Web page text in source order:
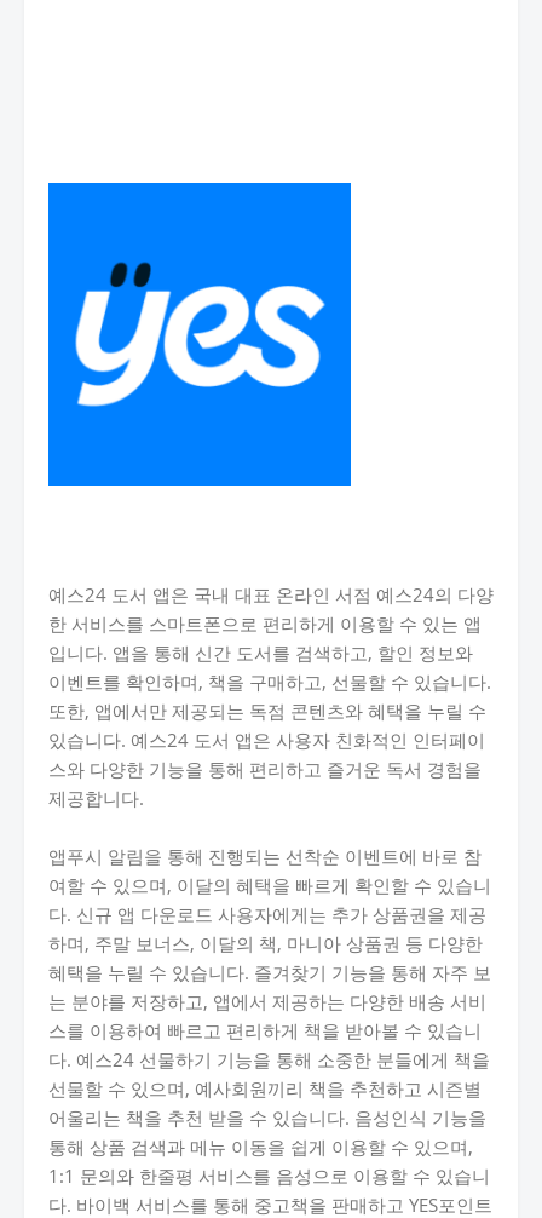
예스24 도서 앱은 국내 대표 온라인 서점 예스24의 다양
한 서비스를 스마트폰으로 편리하게 이용할 수 있는 앱
입니다. 앱을 통해 신간 도서를 검색하고, 할인 정보와
이벤트를 확인하며, 책을 구매하고, 선물할 수 있습니다.
또한, 앱에서만 제공되는 독점 콘텐츠와 혜택을 누릴 수
있습니다. 예스24 도서 앱은 사용자 친화적인 인터페이
스와 다양한 기능을 통해 편리하고 즐거운 독서 경험을
제공합니다.
앱푸시 알림을 통해 진행되는 선착순 이벤트에 바로 참
여할 수 있으며, 이달의 혜택을 빠르게 확인할 수 있습니
다. 신규 앱 다운로드 사용자에게는 추가 상품권을 제공
하며, 주말 보너스, 이달의 책, 마니아 상품권 등 다양한
혜택을 누릴 수 있습니다. 즐겨찾기 기능을 통해 자주 보
는 분야를 저장하고, 앱에서 제공하는 다양한 배송 서비
스를 이용하여 빠르고 편리하게 책을 받아볼 수 있습니
다. 예스24 선물하기 기능을 통해 소중한 분들에게 책을
선물할 수 있으며, 예사회원끼리 책을 추천하고 시즌별
어울리는 책을 추천 받을 수 있습니다. 음성인식 기능을
통해 상품 검색과 메뉴 이동을 쉽게 이용할 수 있으며,
1:1 문의와 한줄평 서비스를 음성으로 이용할 수 있습니
다. 바이백 서비스를 통해 중고책을 판매하고 YES포인트